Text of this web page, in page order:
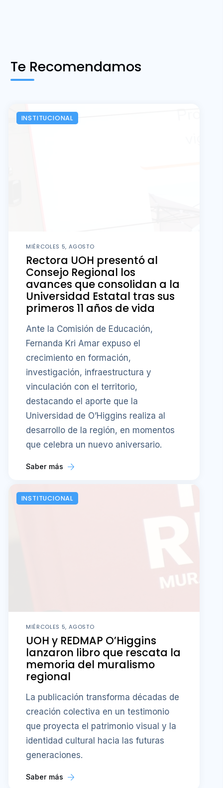
Te Recomendamos
INSTITUCIONAL
MIÉRCOLES 5, AGOSTO
Rectora UOH presentó al
Consejo Regional los
avances que consolidan a la
Universidad Estatal tras sus
primeros 11 años de vida
Ante la Comisión de Educación,
Fernanda Kri Amar expuso el
crecimiento en formación,
investigación, infraestructura y
vinculación con el territorio,
destacando el aporte que la
Universidad de O’Higgins realiza al
desarrollo de la región, en momentos
que celebra un nuevo aniversario.
Saber más
INSTITUCIONAL
MIÉRCOLES 5, AGOSTO
UOH y REDMAP O’Higgins
lanzaron libro que rescata la
memoria del muralismo
regional
La publicación transforma décadas de
creación colectiva en un testimonio
que proyecta el patrimonio visual y la
identidad cultural hacia las futuras
generaciones.
Saber más